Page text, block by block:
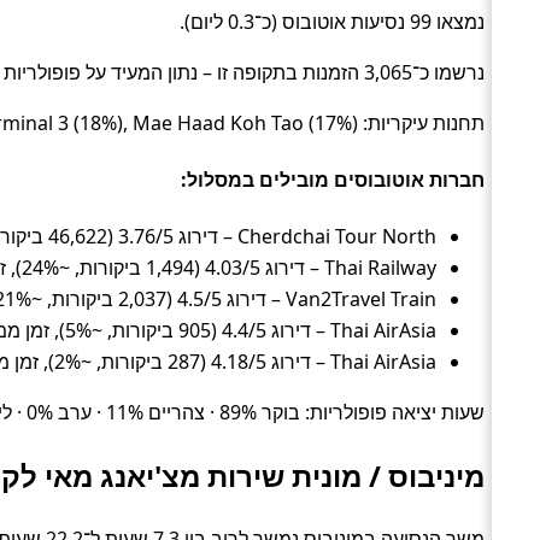
נמצאו 99 נסיעות אוטובוס (כ־0.3 ליום).
נרשמו כ־3,065 הזמנות בתקופה זו – נתון המעיד על פופולריות בקרב מטיילים.
תחנות עיקריות: Chiang Mai Bus Terminal 3 (18%), Mae Haad Koh Tao (17%), תחנה #355520 (17%).
חברות אוטובוסים מובילים במסלול:
Cherdchai Tour North – דירוג 3.76/5 (46,622 ביקורות, ~34%), זמן ממוצע 25.2 שעות, מחיר ממוצע ~177 ₪
Thai Railway – דירוג 4.03/5 (1,494 ביקורות, ~24%), זמן ממוצע 26.3 שעות, מחיר ממוצע ~45 ₪
Van2Travel Train – דירוג 4.5/5 (2,037 ביקורות, ~21%), זמן ממוצע 32.8 שעות, מחיר ממוצע ~333 ₪
Thai AirAsia – דירוג 4.4/5 (905 ביקורות, ~5%), זמן ממוצע 18.6 שעות, מחיר ממוצע ~495 ₪
Thai AirAsia – דירוג 4.18/5 (287 ביקורות, ~2%), זמן ממוצע 17.4 שעות, מחיר ממוצע ~521 ₪
שעות יציאה פופולריות: בוקר 89% · צהריים 11% · ערב 0% · לילה 0%.
מיניבוס / מונית שירות מצ'יאנג מאי